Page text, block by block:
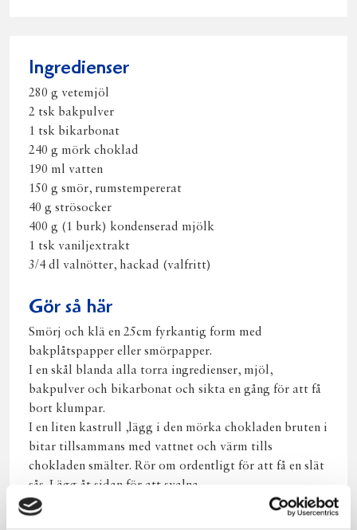
Ingredienser
280 g vetemjöl
2 tsk bakpulver
1 tsk bikarbonat
240 g mörk choklad
190 ml vatten
150 g smör, rumstempererat
40 g strösocker
400 g (1 burk) kondenserad mjölk
1 tsk vaniljextrakt
3/4 dl valnötter, hackad (valfritt)
Gör så här
Smörj och klä en 25cm fyrkantig form med
bakplåtspapper eller smörpapper.
I en skål blanda alla torra ingredienser, mjöl,
bakpulver och bikarbonat och sikta en gång för att få
bort klumpar.
I en liten kastrull ,lägg i den mörka chokladen bruten i
bitar tillsammans med vattnet och värm tills
chokladen smälter. Rör om ordentligt för att få en slät
sås. Lägg åt sidan för att svalna.
Sätt ugnen på 180 C.